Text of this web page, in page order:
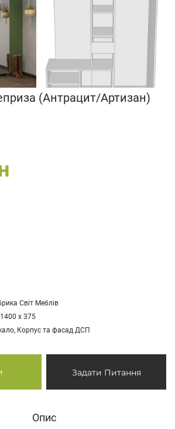
(Антрацит/Артизан)
Світ Меблів
х 375
Корпус та фасад ДСП
Задати Питання
Опис